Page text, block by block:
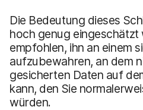
Die Bedeutung dieses
hoch genug eingeschätzt
empfohlen, ihn an einem
aufzubewahren, an dem
gesicherten Daten auf
kann, den Sie
würden.